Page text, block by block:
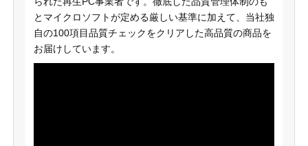
とマイクロソフトが定める厳しい基準に加えて、当社独
自の100項目品質チェックをクリアした高品質の商品を
お届けしています。